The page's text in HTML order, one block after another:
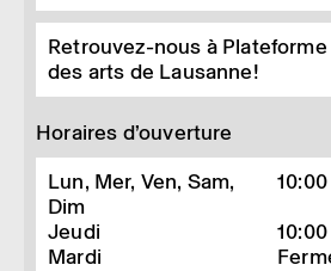
Retrouvez-nous à
des arts de Lausanne!
Horaires d’ouverture
Lun, Mer, Ven, Sam,
Dim
Jeudi
Mardi